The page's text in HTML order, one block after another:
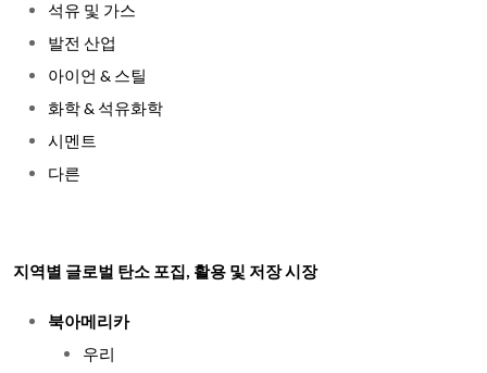
석유 및 가스
발전 산업
아이언 & 스틸
화학 & 석유화학
시멘트
다른
지역별 글로벌 탄소 포집, 활용 및 저장 시장
북아메리카
우리